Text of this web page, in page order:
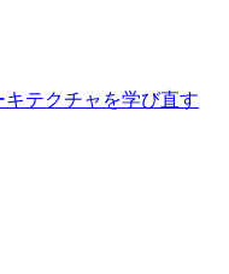
テクチャを学び直す